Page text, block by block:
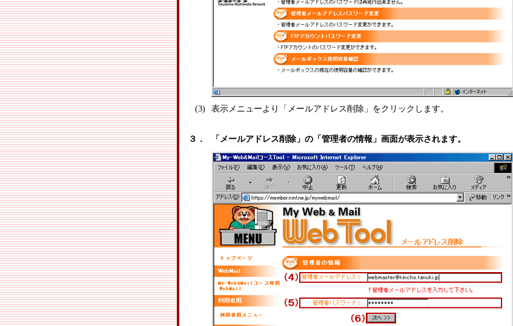
(3) 表示メニューより「メールアドレス削除」をクリックします。
３． 「メールアドレス削除」の「管理者の情報」画面が表示されます。